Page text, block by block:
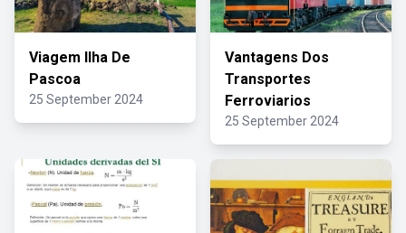
Viagem Ilha De
Pascoa
25 September 2024
Vantagens Dos
Transportes
Ferroviarios
25 September 2024